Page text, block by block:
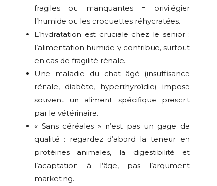
fragiles ou manquantes = privilégier
l’humide ou les croquettes réhydratées.
L’hydratation est cruciale chez le senior :
l’alimentation humide y contribue, surtout
en cas de fragilité rénale.
Une maladie du chat âgé (insuffisance
rénale, diabète, hyperthyroïdie) impose
souvent un aliment spécifique prescrit
par le vétérinaire.
« Sans céréales » n’est pas un gage de
qualité : regardez d’abord la teneur en
protéines animales, la digestibilité et
l’adaptation à l’âge, pas l’argument
marketing.